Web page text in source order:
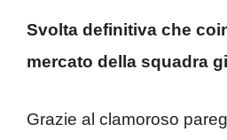
Svolta definitiva che
mercato della squadra
Grazie al clamoroso